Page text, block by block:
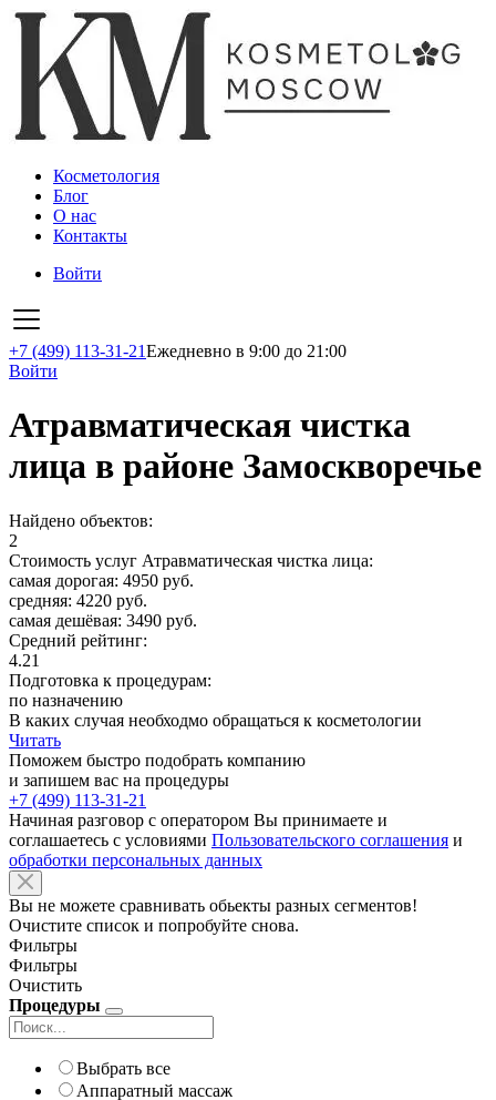
Косметология
Блог
О нас
Контакты
Войти
+7 (499) 113-31-21Ежедневно в 9:00 до 21:00
Войти
Атравматическая чистка
лица в районе Замоскворечье
Найдено объектов:
2
Стоимость услуг Атравматическая чистка лица:
самая дорогая: 4950 руб.
средняя: 4220 руб.
самая дешёвая: 3490 руб.
Средний рейтинг:
4.21
Подготовка к процедурам:
по назначению
В каких случая необходмо обращаться к косметологии
Читать
Поможем быстро подобрать компанию
и запишем вас на процедуры
+7 (499) 113-31-21
Начиная разговор с оператором Вы принимаете и
соглашаетесь с условиями Пользовательского соглашения и
обработки персональных данных
Вы не можете сравнивать обьекты разных сегментов!
Очистите список и попробуйте снова.
Фильтры
Фильтры
Очистить
Процедуры
Выбрать все
Аппаратный массаж